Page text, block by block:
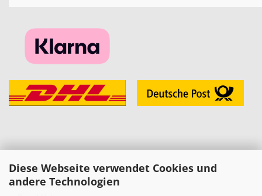
Diese Webseite verwendet Cookies und
andere Technologien
KONTAKT
» Melzer Modellbau